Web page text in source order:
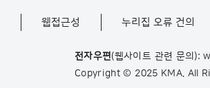
웹접근성 누리집 오류 건의
전자우편(웹사이트 관련 문의
Copyright © 2025 KMA. All